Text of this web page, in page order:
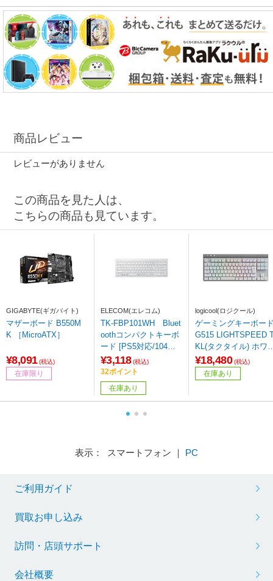
商品レビュー
レビューがありません
この商品を見た人は、
こちらの商品も見ています。
GIGABYTE(ギガバイト)
マザーボード B550M
K ［MicroATX］
¥8,091 (税込)
在庫限り
ELECOM(エレコム)
TK-FBP101WH Bluet
oothコンパクトキーボ
ード [PS5対応/104キ
ー/パンタグラフ式/ホ
ワイト]
¥3,118 (税込)
32ポイント
在庫あり
logicool(ロジクール)
ゲーミングキーボー
G515 LIGHTSPEED
KL(タクタイル) ホワ
ト G515-WL-TCWH
［有線・ワイヤレス /
luetooth・USB］ 【
¥18,480 (税込)
在庫あり
表示： スマートフォン ｜ PC
ご利用ガイド
買取お申し込み
訪問・店頭サポート
会社概要